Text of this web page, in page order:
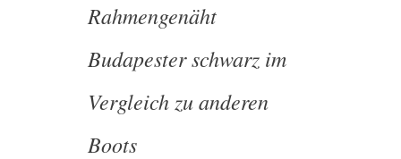
Rahmengenäht
Budapester schwarz im
Vergleich zu anderen
Boots